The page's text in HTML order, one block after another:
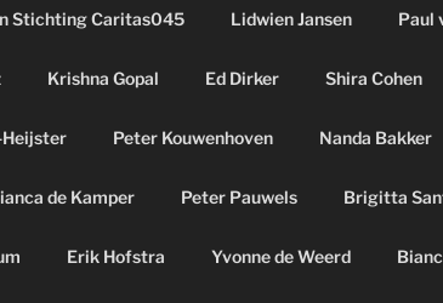
Stichting Caritas045 Lidwien Jansen Paul
Krishna Gopal Ed Dirker Shira Cohen
Heijster Peter Kouwenhoven Nanda Bakker
de Kamper Peter Pauwels Brigitta
Erik Hofstra Yvonne de Weerd